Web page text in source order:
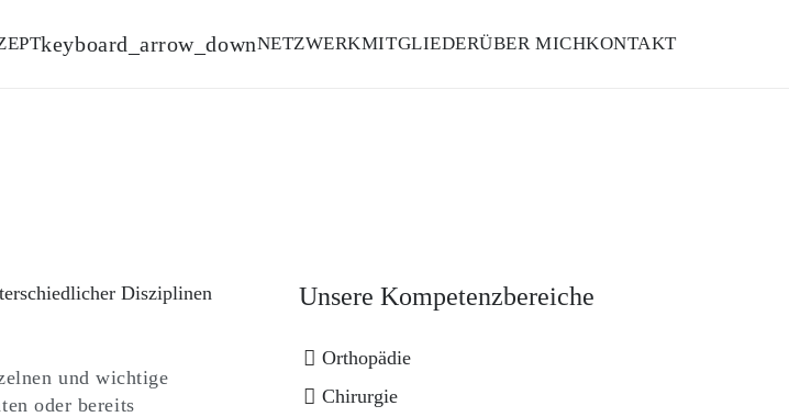
NETZWERKMITGLIEDERÜBER MICHKONTAKT
Disziplinen
und wichtige
oder bereits
Unsere Kompetenzbereiche
Orthopädie
Chirurgie